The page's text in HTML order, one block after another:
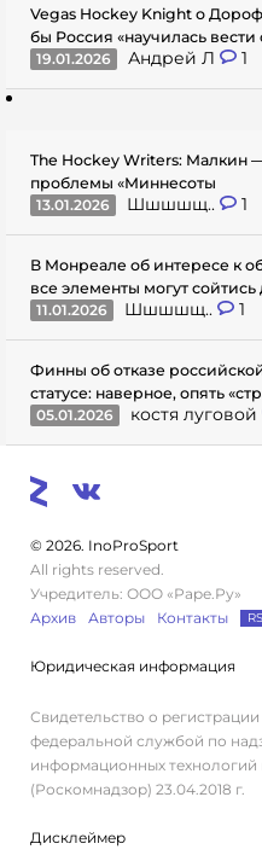
Vegas Hockey Knight о
бы Россия «научилась вести
19.01.2026
Андрей Л 1
The Hockey Writers: Малкин
проблемы «Миннесоты
13.01.2026
Шшшшщ.. 1
В Монреале об интересе к
все элементы могут
11.01.2026
Шшшшщ.. 1
Финны об отказе
статусе: наверное, опять
05.01.2026
костя луговой
© 2026. InoProSport
All rights reserved.
Учредитель: ООО «Раре.Ру»
Архив
Авторы Контакты
Юридическая информация
Свидетельство о
федеральной службой по
информационных
(Роскомнадзор) 23.04.2018 г.
Дисклеймер